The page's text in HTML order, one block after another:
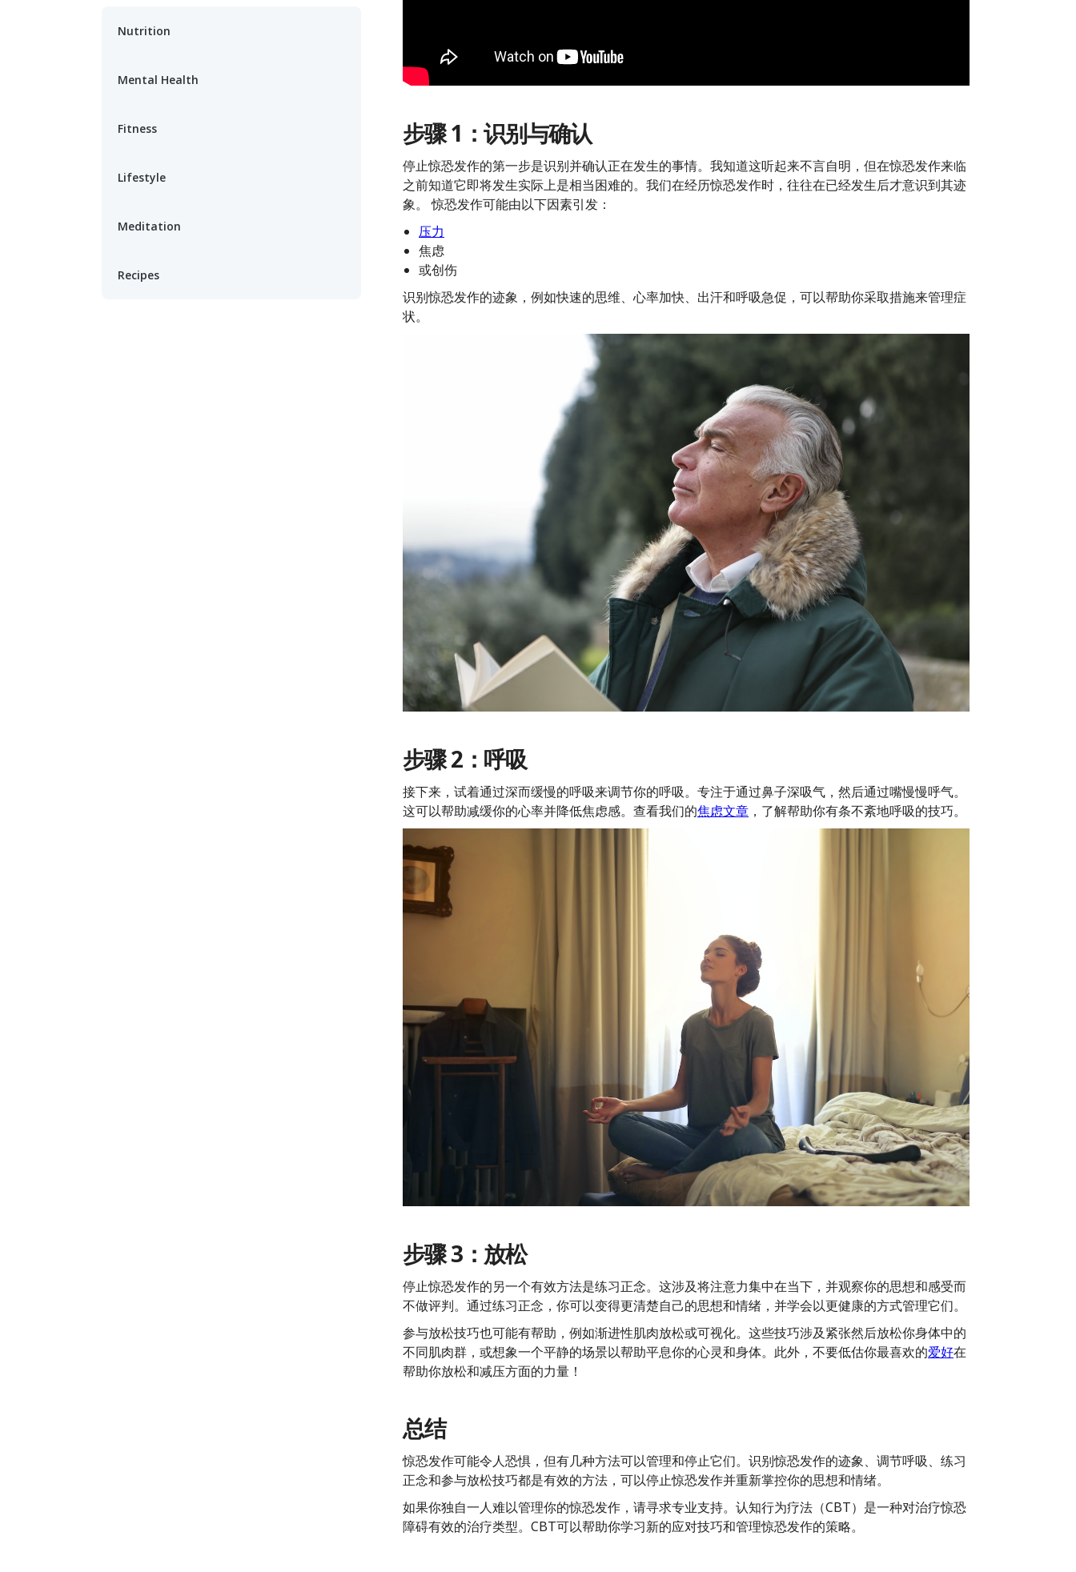
Nutrition
Mental Health
Fitness
Lifestyle
Meditation
Recipes
步骤 1：识别与确认
停止惊恐发作的第一步是识别并确认正在发生的事情。我知道这听起来不言自明，但在惊恐发作来临
之前知道它即将发生实际上是相当困难的。我们在经历惊恐发作时，往往在已经发生后才意识到其迹
象。 惊恐发作可能由以下因素引发：
压力
焦虑
或创伤
识别惊恐发作的迹象，例如快速的思维、心率加快、出汗和呼吸急促，可以帮助你采取措施来管理症
状。
步骤 2：呼吸
接下来，试着通过深而缓慢的呼吸来调节你的呼吸。专注于通过鼻子深吸气，然后通过嘴慢慢呼气。
这可以帮助减缓你的心率并降低焦虑感。查看我们的焦虑文章，了解帮助你有条不紊地呼吸的技巧。
步骤 3：放松
停止惊恐发作的另一个有效方法是练习正念。这涉及将注意力集中在当下，并观察你的思想和感受而
不做评判。通过练习正念，你可以变得更清楚自己的思想和情绪，并学会以更健康的方式管理它们。
参与放松技巧也可能有帮助，例如渐进性肌肉放松或可视化。这些技巧涉及紧张然后放松你身体中的
不同肌肉群，或想象一个平静的场景以帮助平息你的心灵和身体。此外，不要低估你最喜欢的爱好在
帮助你放松和减压方面的力量！
总结
惊恐发作可能令人恐惧，但有几种方法可以管理和停止它们。识别惊恐发作的迹象、调节呼吸、练习
正念和参与放松技巧都是有效的方法，可以停止惊恐发作并重新掌控你的思想和情绪。
如果你独自一人难以管理你的惊恐发作，请寻求专业支持。认知行为疗法（CBT）是一种对治疗惊恐
障碍有效的治疗类型。CBT可以帮助你学习新的应对技巧和管理惊恐发作的策略。